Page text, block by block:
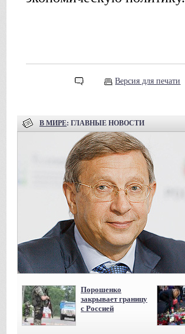
Версия для печати
В МИРЕ: ГЛАВНЫЕ НОВОСТИ
Порошенко
закрывает границу
с Россией